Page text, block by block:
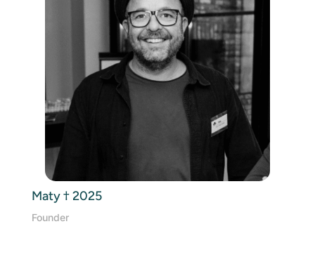
Maty † 2025
Founder